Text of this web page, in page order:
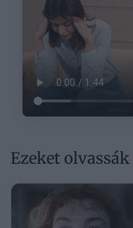
Ezeket olvassák